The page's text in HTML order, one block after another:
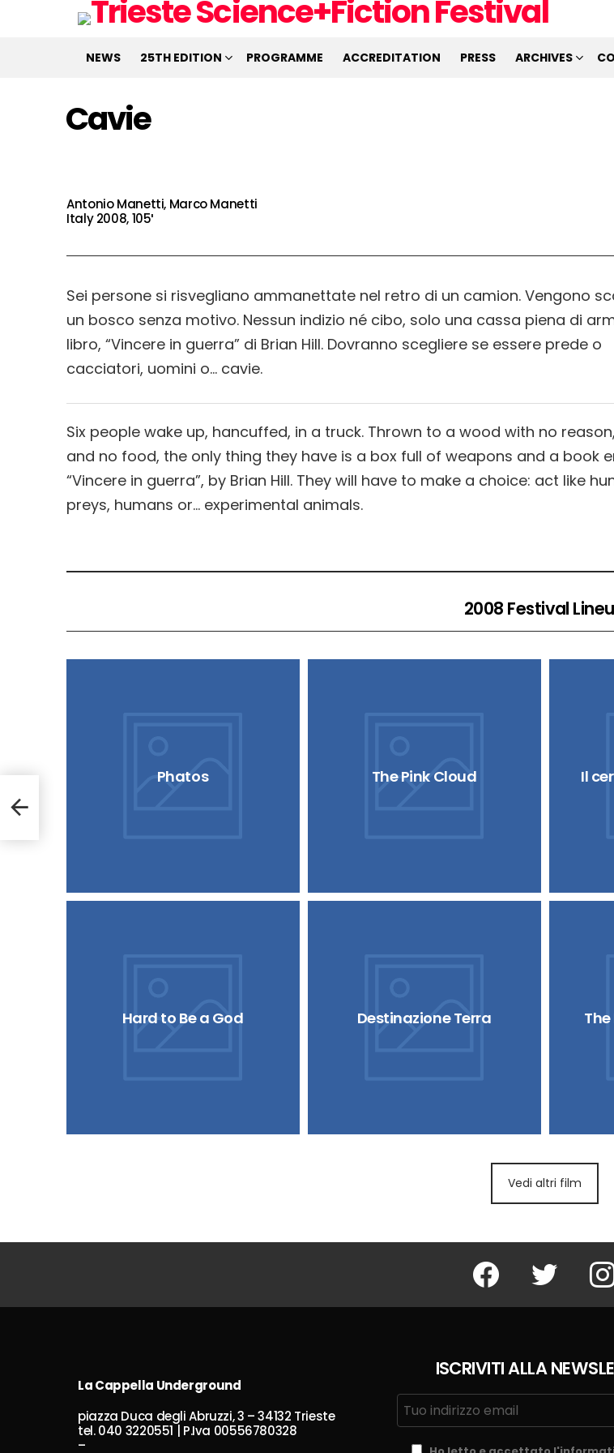
NEWS 25TH EDITION PROGRAMME ACCREDITATION PRESS ARCHIVES
Cavie
Antonio Manetti, Marco Manetti
Italy 2008, 105′
Sei persone si risvegliano ammanettate nel retro di un camion. Vengono
un bosco senza motivo. Nessun indizio né cibo, solo una cassa piena di
libro, “Vincere in guerra” di Brian Hill. Dovranno scegliere se essere prede o
cacciatori, uomini o… cavie.
Six people wake up, hancuffed, in a truck. Thrown to a wood with no
and no food, the only thing they have is a box full of weapons and a book
“Vincere in guerra”, by Brian Hill. They will have to make a choice: act like
preys, humans or… experimental animals.
2008 Festival
Phatos The Pink Cloud Il
Hard to Be a God Destinazione Terra
Vedi altri film
Facebook Twitter
La Cappella Underground
piazza Duca degli Abruzzi, 3 – 34132 Trieste
tel. 040 3220551 | P.Iva 00556780328
–
ISCRIVITI ALLA